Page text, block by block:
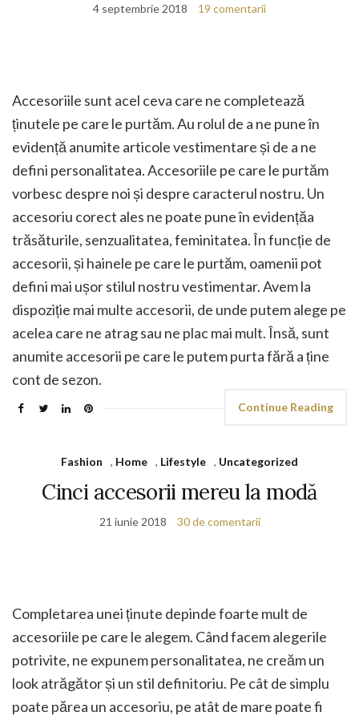
4 septembrie 2018 19 comentarii
Accesoriile sunt acel ceva care ne completează
ținutele pe care le purtăm. Au rolul de a ne pune în
evidență anumite articole vestimentare și de a ne
defini personalitatea. Accesoriile pe care le purtăm
vorbesc despre noi și despre caracterul nostru. Un
accesoriu corect ales ne poate pune în evidențăa
trăsăturile, senzualitatea, feminitatea. În funcție de
accesorii, și hainele pe care le purtăm, oamenii pot
defini mai ușor stilul nostru vestimentar. Avem la
dispoziție mai multe accesorii, de unde putem alege pe
acelea care ne atrag sau ne plac mai mult. Însă, sunt
anumite accesorii pe care le putem purta fără a ține
cont de sezon.
Continue Reading
Fashion , Home , Lifestyle , Uncategorized
Cinci accesorii mereu la modă
21 iunie 2018 30 de comentarii
Completarea unei ținute depinde foarte mult de
accesoriile pe care le alegem. Când facem alegerile
potrivite, ne expunem personalitatea, ne creăm un
look atrăgător și un stil definitoriu. Pe cât de simplu
poate părea un accesoriu, pe atât de mare poate fi